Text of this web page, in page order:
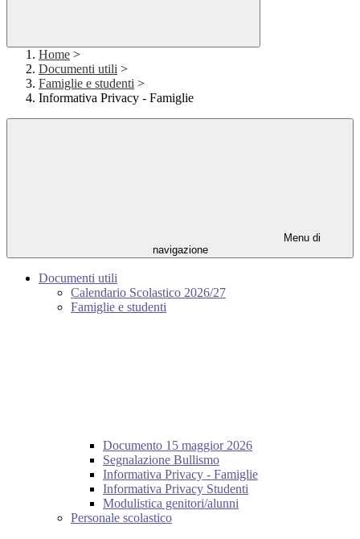
Home >
Documenti utili >
Famiglie e studenti >
Informativa Privacy - Famiglie
Menu di
navigazione
Documenti utili
Calendario Scolastico 2026/27
Famiglie e studenti
Documento 15 maggior 2026
Segnalazione Bullismo
Informativa Privacy - Famiglie
Informativa Privacy Studenti
Modulistica genitori/alunni
Personale scolastico